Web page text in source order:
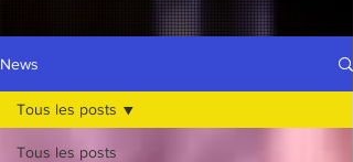
News
Tous les posts
Tous les posts